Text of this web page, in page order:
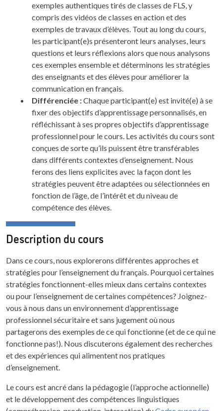
exemples authentiques tirés de classes de FLS, y
compris des vidéos de classes en action et des
exemples de travaux d’élèves. Tout au long du cours,
les participant(e)s présenteront leurs analyses, leurs
questions et leurs réflexions alors que nous analysons
ces exemples ensemble et déterminons les stratégies
des enseignants et des élèves pour améliorer la
communication en français.
Différenciée :Chaque participant(e) est invité(e) à se
fixer des objectifs d’apprentissage personnalisés, en
réfléchissant à ses propres objectifs d’apprentissage
professionnel pour le cours. Les activités du cours sont
conçues de sorte qu’ils puissent être transférables
dans différents contextes d’enseignement. Nous
ferons des liens explicites avec la façon dont les
stratégies peuvent être adaptées ou sélectionnées en
fonction de l’âge, de l’intérêt et du niveau de
compétence des élèves.
Description du cours
Dans ce cours, nous explorerons différentes approches et
stratégies pour l’enseignement du français. Pourquoi certaines
stratégies fonctionnent-elles mieux dans certains contextes
ou pour l’enseignement de certaines compétences? Joignez-
vous à nous dans un environnement d’apprentissage
professionnel sécuritaire et sans jugement où nous
partagerons des exemples de ce qui fonctionne (et de ce qui ne
fonctionne pas!). Nous discuterons également des recherches
et des expériences qui alimentent nos pratiques
d’enseignement.
Le cours est ancré dans la pédagogie (l’approche actionnelle)
et le développement des compétences linguistiques